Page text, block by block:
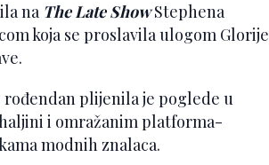
naThe Late ShowStephena
koja se proslavila ulogom Glorije
rođendan plijenila je poglede u
i omražanim platforma-
modnih znalaca.